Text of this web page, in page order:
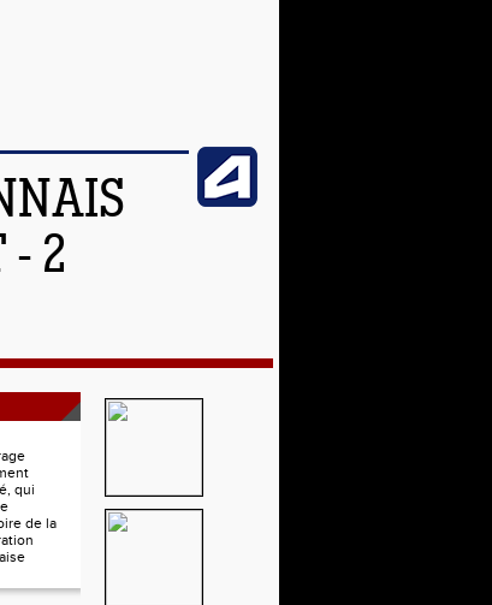
- 2
qui
de la